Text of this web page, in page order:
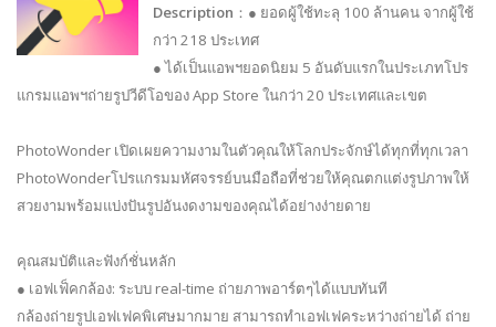
Description ：● ยอดผู้ใช้ทะลุ 100 ล้านคน จากผู้ใช้
กว่า 218 ประเทศ
● ได้เป็นแอพฯยอดนิยม 5 อันดับแรกในประเภทโปร
แกรมแอพฯถ่ายรูปวีดีโอของ App Store ในกว่า 20 ประเทศและเขต
PhotoWonder เปิดเผยความงามในตัวคุณให้โลกประจักษ์ได้ทุกที่ทุกเวลา
PhotoWonderโปรแกรมมหัศจรรย์บนมือถือที่ช่วยให้คุณตกแต่งรูปภาพให้
สวยงามพร้อมแบ่งปันรูปอันงดงามของคุณได้อย่างง่ายดาย
คุณสมบัติและฟังก์ชั่นหลัก
● เอฟเฟ็คกล้อง: ระบบ real-time ถ่ายภาพอาร์ตๆได้แบบทันที
กล้องถ่ายรูปเอฟเฟคพิเศษมากมาย สามารถทำเอฟเฟคระหว่างถ่ายได้ ถ่าย